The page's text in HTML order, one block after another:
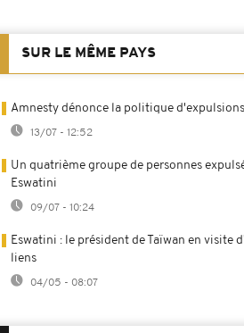
SUR LE MÊME PAYS
Amnesty dénonce la politique d'expulsions
13/07 - 12:52
Un quatrième groupe de personnes
Eswatini
09/07 - 10:24
Eswatini : le président de Taïwan en visite
liens
04/05 - 08:07